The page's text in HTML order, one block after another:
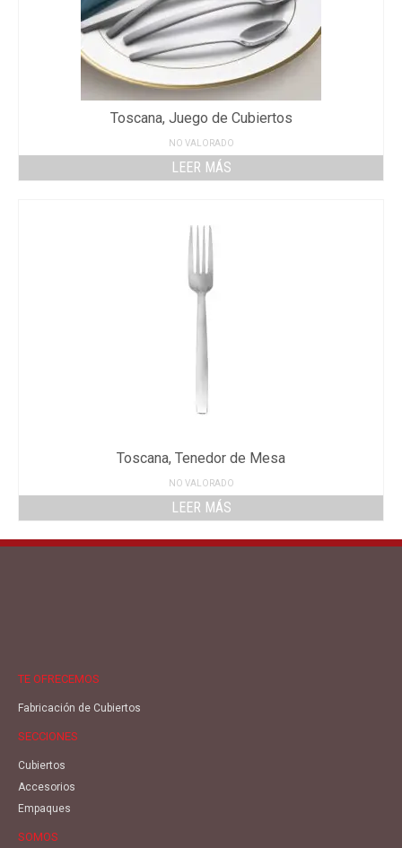
Toscana, Juego de Cubiertos
NO VALORADO
LEER MÁS
Toscana, Tenedor de Mesa
NO VALORADO
LEER MÁS
TE OFRECEMOS
Fabricación de Cubiertos
SECCIONES
Cubiertos
Accesorios
Empaques
SOMOS